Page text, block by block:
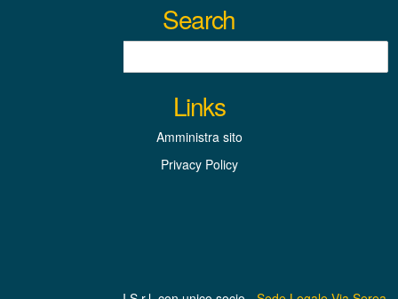
Search
Links
Amministra sito
Privacy Policy